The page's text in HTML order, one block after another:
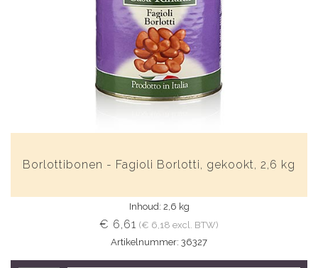
Borlottibonen - Fagioli Borlotti, gekookt, 2,6 kg
Inhoud: 2,6 kg
€ 6,61 (€ 6,18 excl. BTW)
Artikelnummer: 36327